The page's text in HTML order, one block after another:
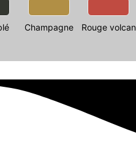
Champagne Rouge volcan